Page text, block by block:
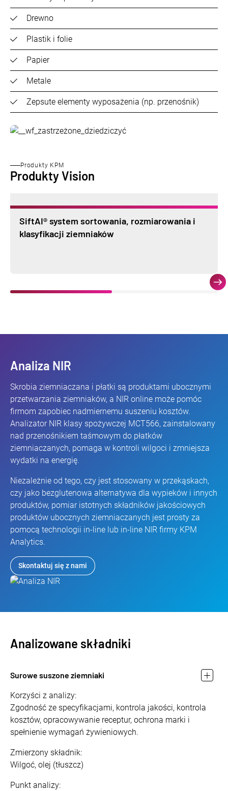
Analiza NIR
Skrobia ziemniaczana i płatki są produktami ubocznymi
przetwarzania ziemniaków, a NIR online może pomóc
firmom zapobiec nadmiernemu suszeniu kosztów.
Analizator NIR klasy spożywczej MCT566, zainstalowany
nad przenośnikiem taśmowym do płatków
ziemniaczanych, pomaga w kontroli wilgoci i zmniejsza
wydatki na energię.
Niezależnie od tego, czy jest stosowany w przekąskach,
czy jako bezglutenowa alternatywa dla wypieków i innych
produktów, pomiar istotnych składników jakościowych
produktów ubocznych ziemniaczanych jest prosty za
pomocą technologii in-line lub in-line NIR firmy KPM
Analytics.
Skontaktuj się z nami
Analizowane składniki
Surowe suszone ziemniaki
Korzyści z analizy:
Zgodność ze specyfikacjami, kontrola jakości, kontrola
kosztów, opracowywanie receptur, ochrona marki i
spełnienie wymagań żywieniowych.
Zmierzony składnik:
Wilgoć, olej (tłuszcz)
Punkt analizy:
Drewno
Plastik i folie
Papier
Metale
Zepsute elementy wyposażenia (np. przenośnik)
Produkty KPM
Produkty Vision
SiftAI® system sortowania, rozmiarowania i
klasyfikacji ziemniaków